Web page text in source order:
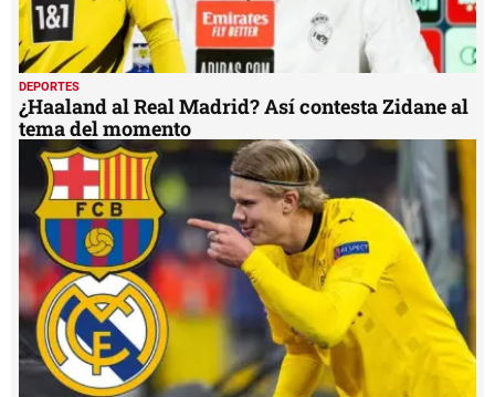
DEPORTES
¿Haaland al Real Madrid? Así contesta Zidane al
tema del momento